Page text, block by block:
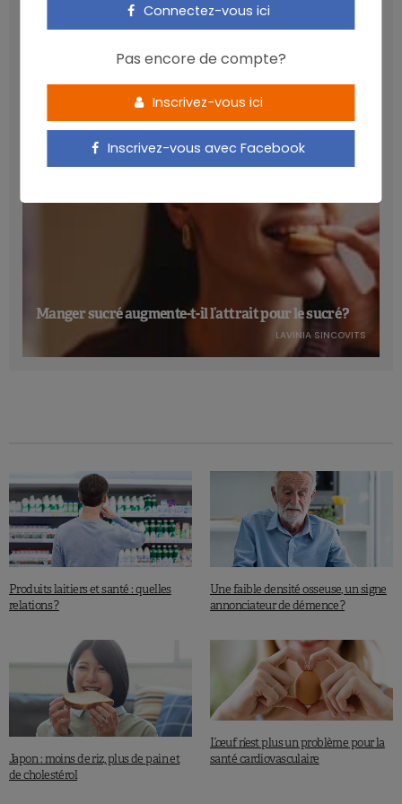
alimentaire (niveau de preuve B). L’augmentation de
important, mais néanmoins significatif, avec un niveau de
preuve A.
Olivier Descamps: «Les dyslipidémiques», présentation à l’occasion de
la Journée annuelle de l’UPDLF, Namur, 7 octobre 2017.
Les anthocyanines bénéfiques pour la santé
NICOLAS GUGGENBÜHL
Manger sucré augmente-t-il l’attrait pour le sucré ?
LAVINIA SINCOVITS
Produits laitiers et santé : quelles
relations ?
Une faible densité osseuse, un signe
annonciateur de démence ?
Japon : moins de riz, plus de pain et
de cholestérol
L’œuf n’est plus un problème pour la
santé cardiovasculaire
Connectez-vous ici
Pas encore de compte?
Inscrivez-vous ici
Inscrivez-vous avec Facebook